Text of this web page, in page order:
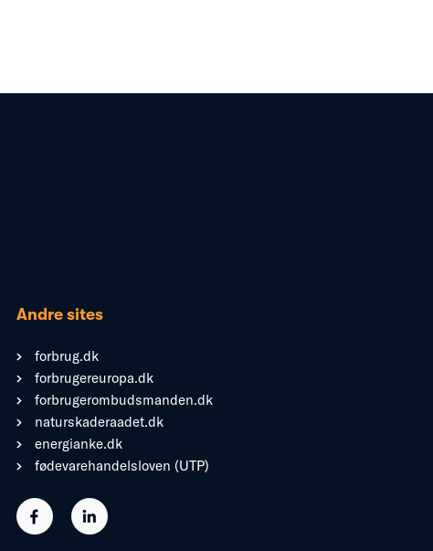
Andre sites
forbrug.dk
forbrugereuropa.dk
forbrugerombudsmanden.dk
naturskaderaadet.dk
energianke.dk
fødevarehandelsloven (UTP)